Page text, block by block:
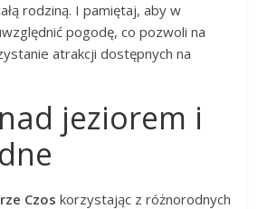
rodziną. I pamiętaj, aby w
pogodę, co pozwoli na
atrakcji dostępnych na
jeziorem i
Czos korzystając z różnorodnych